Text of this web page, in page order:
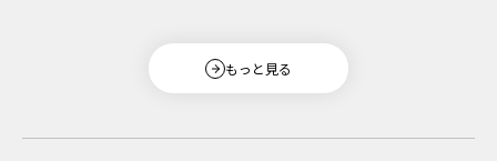
もっと見る